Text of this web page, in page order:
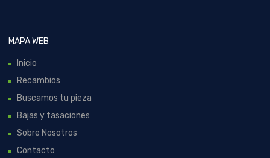
MAPA WEB
Inicio
Recambios
Buscamos tu pieza
Bajas y tasaciones
Sobre Nosotros
Contacto